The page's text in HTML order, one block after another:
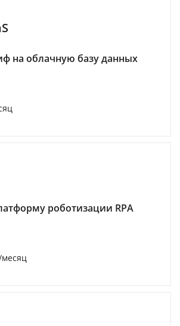
на облачную базу данных
роботизации RPA